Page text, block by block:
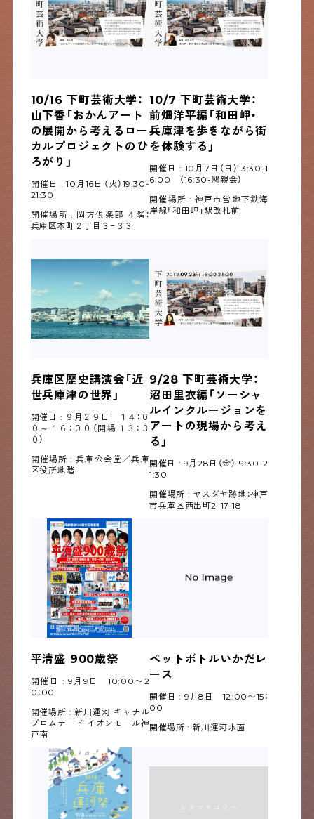
10/16 下町芸術大学：
山下香「おかんアート
の展開から考えるロー
カルプロジェクトのひ
ろがり」
開催日 : 10月16日（火）19:30-
21:30
開催場所 : 岡方倶楽部 ４階：
兵庫区本町２丁目３−３３
10/7 下町芸術大学：
前畑洋平編「和田岬・
兵庫津を歩きながら街
を体験する」
開催日 : 10月7日（日）13:30-1
6:00 （16:30-懇親会）
開催場所 : 神戸市営地下鉄海
岸線「和田岬」駅改札前
兵庫区歴史講演会「近
世兵庫津の世界」
開催日 : ９月２９日 １４：０
０～１６：００（開場１３：３
０）
開催場所 : 兵庫公会堂／兵庫
区役所地階
9/28 下町芸術大学：
沼田里衣編「ソーシャ
ルインクルージョンを
アートの現場から考え
る」
開催日 : 9月28日（金）19:30-2
1:30
開催場所 : ヤスダヤ跡地：神戸
市兵庫区西出町2-17-18
平清盛 900歳祭
開催日 : 9月9日 10:00〜2
0：00
開催場所 : 新川運河 キャナル
プロムナード イオンモール神
戸南
ペットボトルいかだレ
ース
開催日 : 9月8日 12:00〜15：
00
開催場所 : 新川運河水面